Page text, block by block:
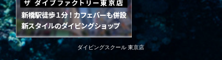
ダイビングスクール 東京店